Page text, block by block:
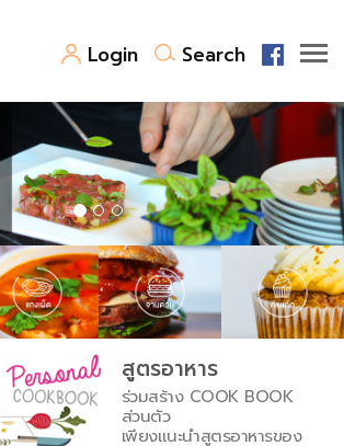
Login Search
าสุด
บหน่วยการตวง
บอุณหภูมิ
สูตรอาหาร
ร่วมสร้าง COOK BOOK
ส่วนตัว
เพียงแนะนำสูตรอาหารของ